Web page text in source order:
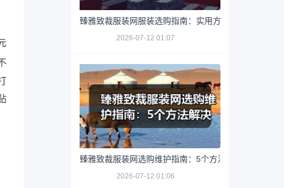
臻雅致裁服装网服装选购指南：实用方法与维护技巧
2026-07-12 01:07
臻雅致裁服装网选购维护指南：5个方法解决网购踩坑
2026-07-12 01:06